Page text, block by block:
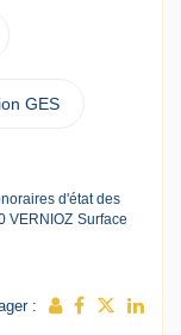
GES
d'état des
VERNIOZ Surface
: